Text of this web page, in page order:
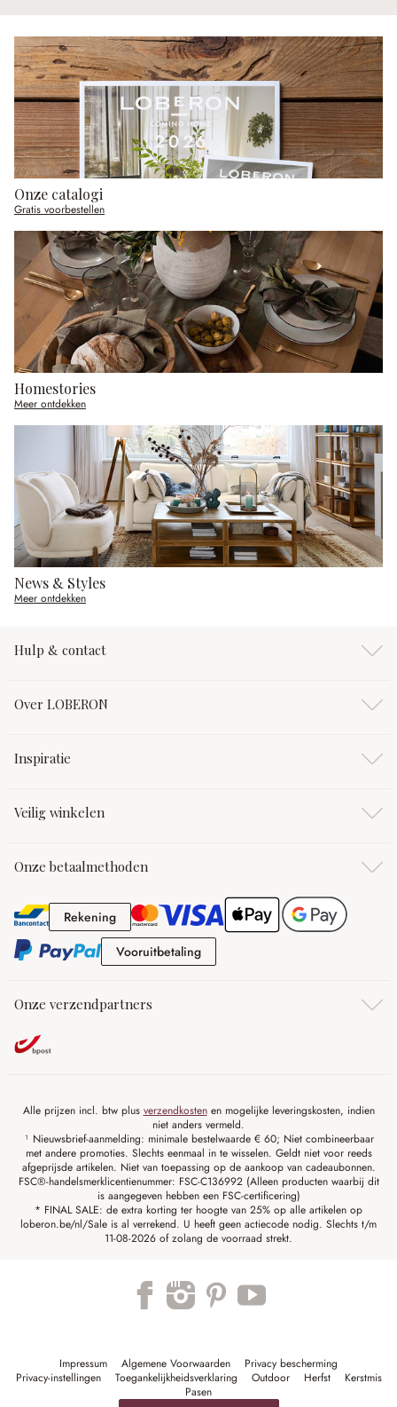
Onze catalogi
Gratis voorbestellen
Homestories
Meer ontdekken
News & Styles
Meer ontdekken
Hulp & contact
Over LOBERON
Inspiratie
Veilig winkelen
Onze betaalmethoden
RekeningRekening
VooruitbetalingVooruitbetaling
Onze verzendpartners
Alle prijzen incl. btw plus verzendkostenen mogelijke leveringskosten, indien
niet anders vermeld.
¹ Nieuwsbrief-aanmelding: minimale bestelwaarde € 60; Niet combineerbaar
met andere promoties. Slechts eenmaal in te wisselen. Geldt niet voor reeds
afgeprijsde artikelen. Niet van toepassing op de aankoop van cadeaubonnen.
FSC®-handelsmerklicentienummer: FSC-C136992 (Alleen producten waarbij dit
is aangegeven hebben een FSC-certificering)
* FINAL SALE: de extra korting ter hoogte van 25% op alle artikelen op
loberon.be/nl/Sale is al verrekend. U heeft geen actiecode nodig. Slechts t/m
11-08-2026 of zolang de voorraad strekt.
Impressum Algemene Voorwaarden
Privacy bescherming
Privacy-instellingen
Toegankelijkheidsverklaring Outdoor Herfst
Kerstmis
Pasen